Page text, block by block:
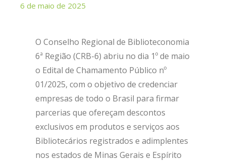
6 de maio de 2025
O Conselho Regional de Biblioteconomia
6ª Região (CRB-6) abriu no dia 1º de maio
o Edital de Chamamento Público nº
01/2025, com o objetivo de credenciar
empresas de todo o Brasil para firmar
parcerias que ofereçam descontos
exclusivos em produtos e serviços aos
Bibliotecários registrados e adimplentes
nos estados de Minas Gerais e Espírito